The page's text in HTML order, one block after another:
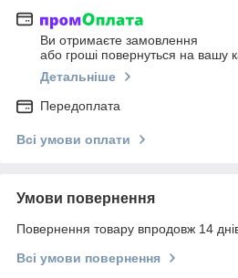
Ви отримаєте замовлення
або гроші повернуться на вашу
Детальніше
Передоплата
Всі умови оплати
Умови повернення
Повернення товару впродовж 14
Всі умови повернення